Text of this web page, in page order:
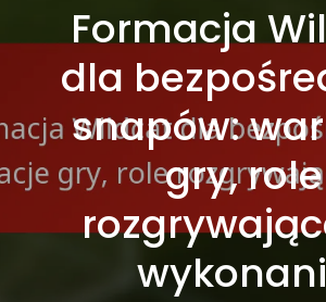
Formacja
dla
snapów:
gry, role